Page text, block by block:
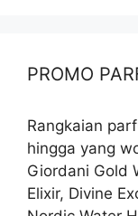
PROMO
Rangkaian
hingga yang
Giordani Gold
Elixir, Divine